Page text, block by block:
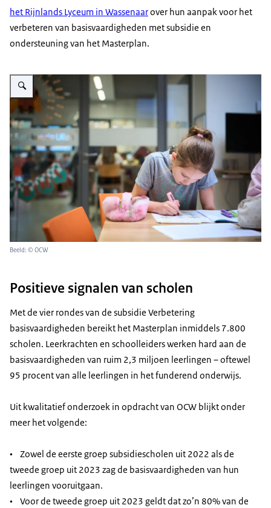
het Rijnlands Lyceum in Wassenaarover hun aanpak voor het
verbeteren van basisvaardigheden met subsidie en
ondersteuning van het Masterplan.
Vergroot afbeelding Een meisje zit aan tafel te werken met stiften
Beeld: © OCW
Positieve signalen van scholen
Met de vier rondes van de subsidie Verbetering
basisvaardigheden bereikt het Masterplan inmiddels 7.800
scholen. Leerkrachten en schoolleiders werken hard aan de
basisvaardigheden van ruim 2,3 miljoen leerlingen – oftewel
95 procent van alle leerlingen in het funderend onderwijs.
Uit kwalitatief onderzoek in opdracht van OCW blijkt onder
meer het volgende:
• Zowel de eerste groep subsidiescholen uit 2022 als de
tweede groep uit 2023 zag de basisvaardigheden van hun
leerlingen vooruitgaan.
• Voor de tweede groep uit 2023 geldt dat zo’n 80% van de